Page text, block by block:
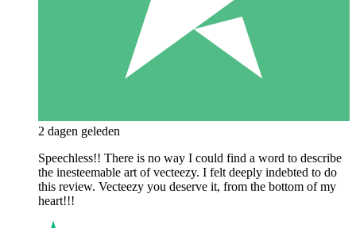
2 dagen geleden
Speechless!! There is no way I could find a word to describe
the inesteemable art of vecteezy. I felt deeply indebted to do
this review. Vecteezy you deserve it, from the bottom of my
heart!!!